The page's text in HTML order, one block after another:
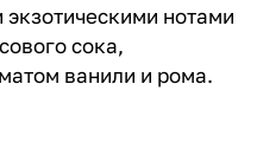
нотами
сока,
ванили и рома.